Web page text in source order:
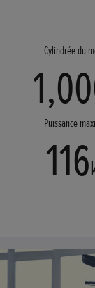
Cylindrée du
Puissance
116